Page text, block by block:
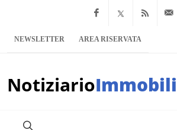
Facebook
x.com
NEWSLETTER AREA RISERVATA
Notiziario